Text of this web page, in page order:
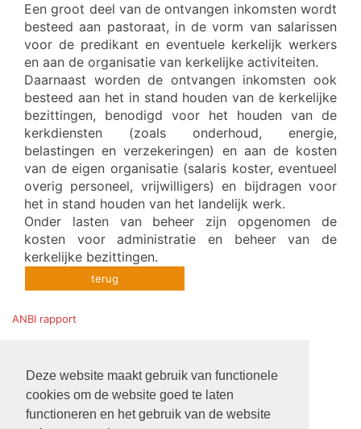
Deze website maakt gebruik van functionele
cookies om de website goed te laten
functioneren en het gebruik van de website
Een groot deel van de ontvangen inkomsten wordt
besteed aan pastoraat, in de vorm van salarissen
voor de predikant en eventuele kerkelijk werkers
en aan de organisatie van kerkelijke activiteiten.
Daarnaast worden de ontvangen inkomsten ook
besteed aan het in stand houden van de kerkelijke
bezittingen, benodigd voor het houden van de
kerkdiensten (zoals onderhoud, energie,
belastingen en verzekeringen) en aan de kosten
van de eigen organisatie (salaris koster, eventueel
overig personeel, vrijwilligers) en bijdragen voor
het in stand houden van het landelijk werk.
Onder lasten van beheer zijn opgenomen de
kosten voor administratie en beheer van de
kerkelijke bezittingen.
terug
ANBI rapport